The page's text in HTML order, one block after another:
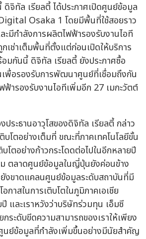
ล เรียลตี้ ได้ประกาศเปิดศูนย์ข้อมูล
Osaka 1 โดยมีพื้นที่ใช้สอยราว
มีกำลังการผลิตไฟฟ้ารองรับงานไอที
เช่าเต็มพื้นที่ตั้งแต่ก่อนเปิดให้บริการ
มกันนี้ ดิจิทัล เรียลตี้ ยังประกาศซื้อ
พื่อรองรับการพัฒนาศูนย์ที่เชื่อมถึงกัน
ฟ้ารองรับงานไอทีเพิ่มอีก 27 เมกะวัตต์
ธานอาวุโสของดิจิทัล เรียลตี้ กล่าว
โตอย่างเต็มที่ ขณะที่ภาคเทคโนโลยีขั้น
โตอย่างก้าวกระโดดต่อไปในอีกหลายปี
ม ตลาดศูนย์ข้อมูลในญี่ปุ่นยังค่อนข้าง
งขาดแคลนศูนย์ข้อมูลระดับสถาบันที่มี
กาสในการเติบโตในภูมิภาคเอเชีย
และเราหวังว่าบริษัทร่วมทุน เอ็มซี
ระดับขีดความสามารถของเราให้เพียง
ย์ข้อมูลที่กำลังเพิ่มขึ้นอย่างมีนัยสำคัญ